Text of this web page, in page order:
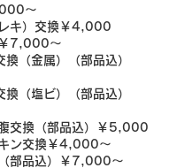
～
キ）交換￥4,000
7,000～
換（金属）（部品込）
換（塩ビ）（部品込）
腹交換（部品込）￥5,000
ン交換￥4,000～
部品込）￥7,000～